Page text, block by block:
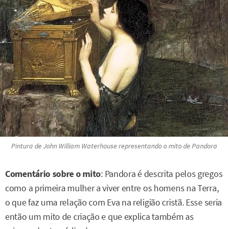
Pintura de John William Waterhouse representando o mito de Pandora
Comentário sobre o mito: Pandora é descrita pelos gregos
como a primeira mulher a viver entre os homens na Terra,
o que faz uma relação com Eva na religião cristã. Esse seria
então um mito de criação e que explica também as